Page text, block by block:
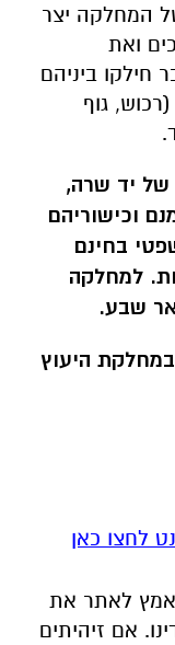
המחלקה יצר
ואת
חילקו ביניהם
גוף
של יד שרה,
וכישוריהם
בחינם
למחלקה
שבע.
היעוץ
לחצו כאן
מאמץ לאתר את
אם זיהיתים